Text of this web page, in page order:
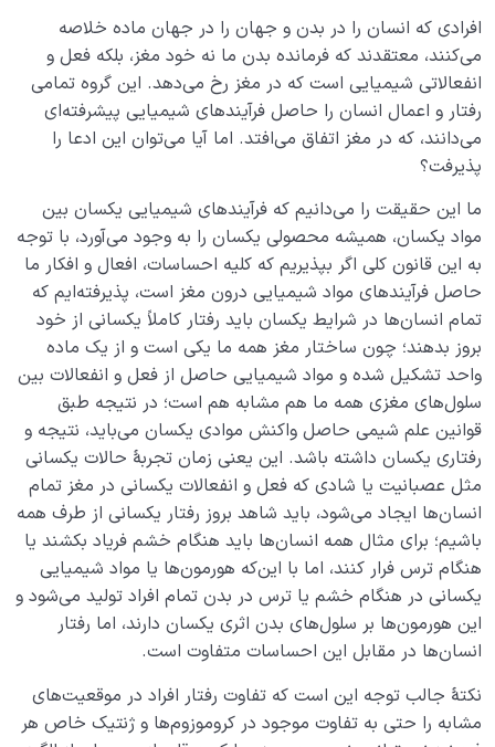
افرادی که انسان را در بدن و جهان را در جهان ماده خلاصه
می‌کنند، معتقدند که فرمانده بدن ما نه خود مغز، بلکه فعل و
انفعالاتی شیمیایی است که در مغز رخ می‌دهد. این گروه تمامی
رفتار و اعمال انسان را حاصل فرآیندهای شیمیایی پیشرفته‌ای
می‌دانند، که در مغز اتفاق می‌افتد. اما آیا می‌توان این ادعا را
پذیرفت؟
ما این حقیقت را می‌دانیم که فرآیندهای شیمیایی یکسان بین
مواد یکسان، همیشه محصولی یکسان را به وجود می‌آورد، با توجه
به این قانون کلی اگر بپذیریم که کلیه احساسات، افعال و افکار ما
حاصل فرآیندهای مواد شیمیایی درون مغز است، پذیرفته‌ایم که
تمام انسان‌ها در شرایط یکسان باید رفتار کاملاً یکسانی از خود
بروز بدهند؛ چون ساختار مغز همه ما یکی است و از یک ماده
واحد تشکیل شده و مواد شیمیایی حاصل از فعل و انفعالات بین
سلول‌های مغزی همه ما هم مشابه هم است؛ در نتیجه طبق
قوانین علم شیمی حاصل واکنش موادی یکسان می‌باید، نتیجه و
رفتاری یکسان داشته باشد. این یعنی زمان تجربۀ حالات یکسانی
مثل عصبانیت یا شادی که فعل و انفعالات یکسانی در مغز تمام
انسان‌ها ایجاد می‌شود، باید شاهد بروز رفتار یکسانی از طرف همه
باشیم؛ برای مثال همه انسان‌ها باید هنگام خشم فریاد بکشند یا
هنگام ترس فرار کنند، اما با این‌که هورمون‌ها یا مواد شیمیایی
یکسانی در هنگام خشم یا ترس در بدن تمام افراد تولید می‌شود و
این هورمون‌ها بر سلول‌های بدن اثری یکسان دارند، اما رفتار
انسان‌ها در مقابل این احساسات متفاوت است.
نکتۀ جالب توجه این است که تفاوت رفتار افراد در موقعیت‌های
مشابه را حتی به تفاوت موجود در کروموزوم‌ها و ژنتیک خاص هر